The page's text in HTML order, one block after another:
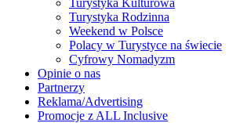
Turystyka Kulturowa
Turystyka Rodzinna
Weekend w Polsce
Polacy w Turystyce na świecie
Cyfrowy Nomadyzm
Opinie o nas
Partnerzy
Reklama/Advertising
Promocje z ALL Inclusive